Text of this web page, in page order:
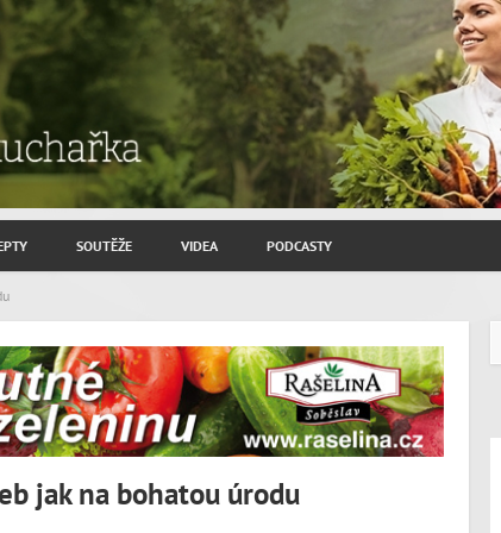
SOUTĚŽE VIDEA PODCASTY
ZAJÍMAVÍ HOSTÉ
jak na bohatou úrodu